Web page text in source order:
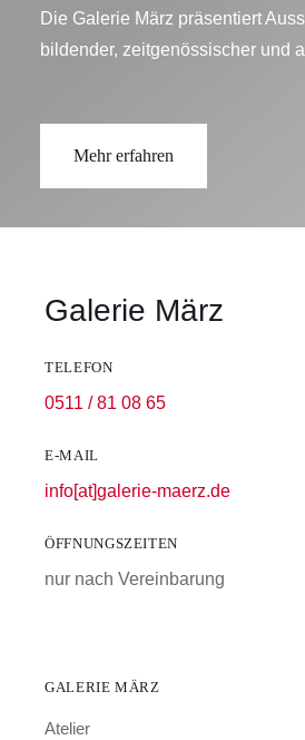
Die Galerie März präsentiert
bildender, zeitgenössischer und
Mehr erfahren
Galerie März
TELEFON
0511 / 81 08 65
E-MAIL
info[at]galerie-maerz.de
ÖFFNUNGSZEITEN
nur nach Vereinbarung
GALERIE MÄRZ
Atelier